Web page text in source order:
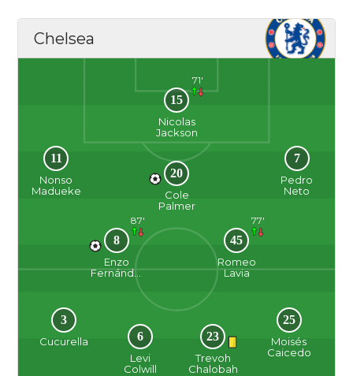
Chelsea
3
Cucurella 23
Trevoh
Chalobah
6
Levi
Colwill
25
Moisés
Caicedo
20
Cole
Palmer
7
Pedro
Neto
11
Nonso
Madueke
8
Enzo
Fernández
87'
45
Romeo
Lavia
77'
15
Nicolas
Jackson
71'